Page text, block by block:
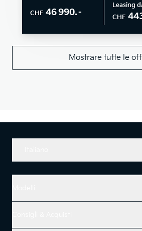
CHF 46 990.–
Leasing
CHF
Mostrare tutte le